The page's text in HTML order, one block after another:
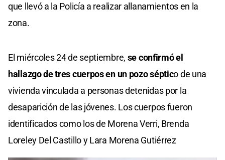
que llevó a la Policía a realizar allanamientos en la
zona.
El miércoles 24 de septiembre, se confirmó el
hallazgo de tres cuerpos en un pozo séptico de una
vivienda vinculada a personas detenidas por la
desaparición de las jóvenes. Los cuerpos fueron
identificados como los de Morena Verri, Brenda
Loreley Del Castillo y Lara Morena Gutiérrez